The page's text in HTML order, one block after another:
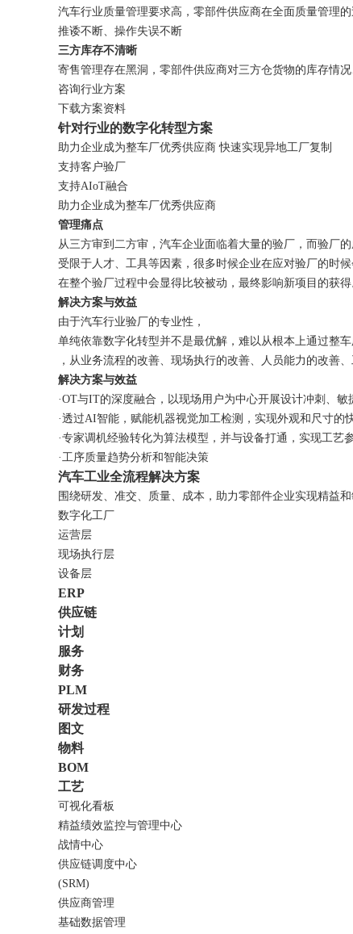
汽车行业质量管理要求高，零部件供应商在全面质量管理
推诿不断、操作失误不断
三方库存不清晰
寄售管理存在黑洞，零部件供应商对三方仓货物的库存情
咨询行业方案
下载方案资料
针对行业的数字化转型方案
助力企业成为整车厂优秀供应商 快速实现异地工厂复制
支持客户验厂
支持AIoT融合
助力企业成为整车厂优秀供应商
管理痛点
从三方审到二方审，汽车企业面临着大量的验厂，而验厂
受限于人才、工具等因素，很多时候企业在应对验厂的时候
在整个验厂过程中会显得比较被动，最终影响新项目的获得
解决方案与效益
由于汽车行业验厂的专业性，
单纯依靠数字化转型并不是最优解，难以从根本上通过整
，从业务流程的改善、现场执行的改善、人员能力的改善
解决方案与效益
·OT与IT的深度融合，以现场用户为中心开展设计冲刺、敏
·透过AI智能，赋能机器视觉加工检测，实现外观和尺寸的
·专家调机经验转化为算法模型，并与设备打通，实现工艺
·工序质量趋势分析和智能决策
汽车工业全流程解决方案
围绕研发、准交、质量、成本，助力零部件企业实现精益
数字化工厂
运营层
现场执行层
设备层
ERP
供应链
计划
服务
财务
PLM
研发过程
图文
物料
BOM
工艺
可视化看板
精益绩效监控与管理中心
战情中心
供应链调度中心
(SRM)
供应商管理
基础数据管理